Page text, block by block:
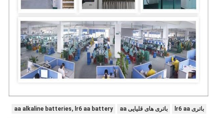
باتری lr6 aa باتری های قلیایی aa aa alkaline batteries, lr6 aa battery